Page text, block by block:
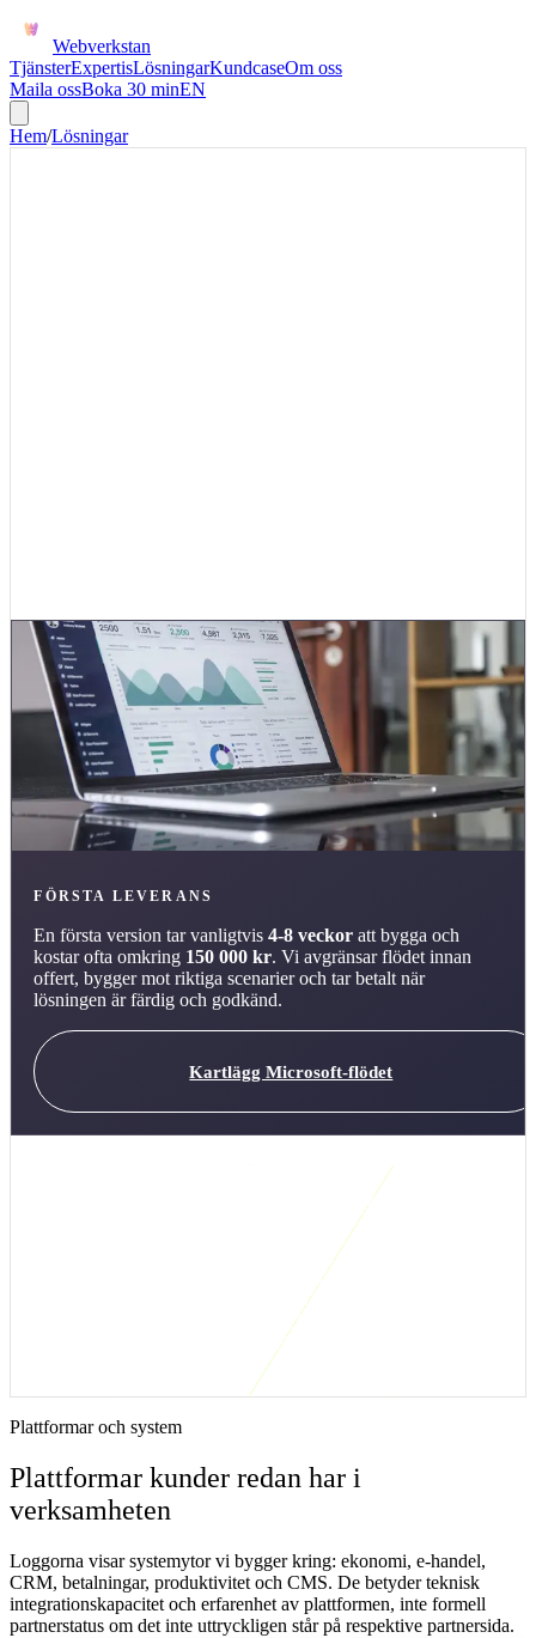
Webverkstan
TjänsterExpertisLösningarKundcaseOm oss
Maila ossBoka 30 minEN
Hem/Lösningar
FÖRSTA LEVERANS
En första version tar vanligtvis4-8 veckor att bygga och
kostar ofta omkring 150 000 kr. Vi avgränsar flödet innan
offert, bygger mot riktiga scenarier och tar betalt när
lösningen är färdig och godkänd.
Kartlägg Microsoft-flödet
Kort svar: när är den här integrationslösningen
Microsoft 365-CRM-automation passar när kundinformation ligger
i Outlook, Teams och SharePoint men CRM saknar struktur. Första
versionen bör skapa eller uppdatera CRM-aktiviteter från ett
definierat händelseflöde, till exempel inkommande förfrågan, möte
Plattformar och system
Plattformar kunder redan har i
verksamheten
Loggorna visar systemytor vi bygger kring: ekonomi, e-handel,
CRM, betalningar, produktivitet och CMS. De betyder teknisk
integrationskapacitet och erfarenhet av plattformen, inte formell
partnerstatus om det inte uttryckligen står på respektive partnersida.